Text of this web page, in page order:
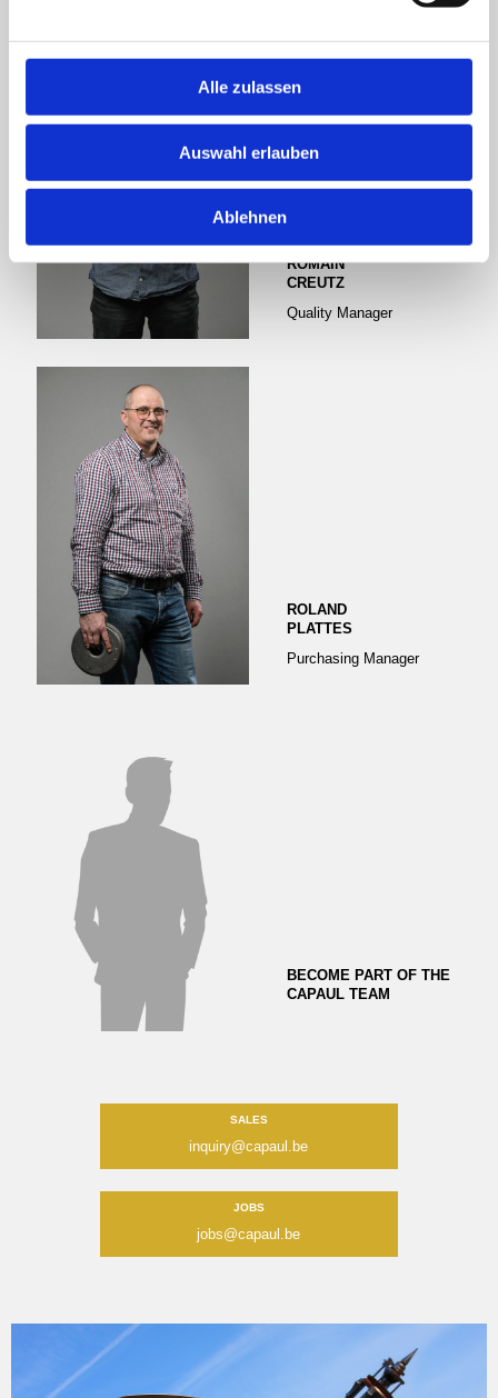
Alle zulassen
Auswahl erlauben
Ablehnen
ROMAIN
CREUTZ
Quality Manager
ROLAND
PLATTES
Purchasing Manager
BECOME PART OF THE
CAPAUL TEAM
SALES
inquiry@capaul.be
JOBS
jobs@capaul.be